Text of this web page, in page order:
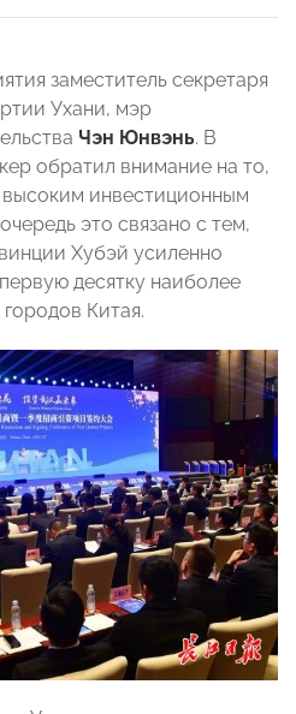
заместитель секретаря
Ухани, мэр
Чэн Юнвэнь. В
обратил внимание на то,
высоким инвестиционным
это связано с тем,
Хубэй усиленно
десятку наиболее
Китая.